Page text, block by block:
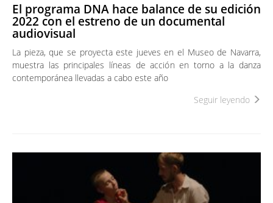
El programa DNA hace balance de su edición
2022 con el estreno de un documental
audiovisual
La pieza, que se proyecta este jueves en el Museo de Navarra,
muestra las principales líneas de acción en torno a la danza
contemporánea llevadas a cabo este año
Seguir leyendo